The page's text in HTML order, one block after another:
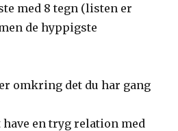
med 8 tegn (listen er
de hyppigste
omkring det du har gang
en tryg relation med